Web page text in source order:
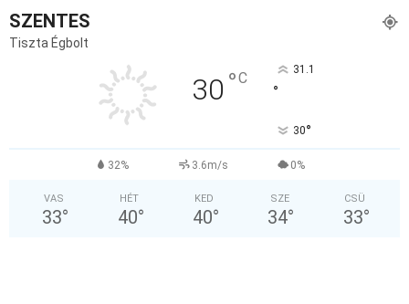
SZENTES
Tiszta Égbolt
30 °C 31.1
°
30°
32% 3.6m/s 0%
VAS
33°
HÉT
40°
KED
40°
SZE
34°
CSÜ
33°